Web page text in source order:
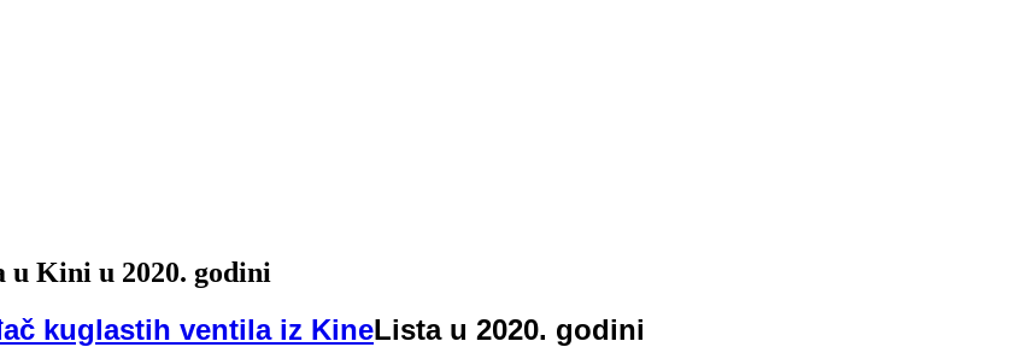
Kini u 2020. godini
kuglastih ventila iz KineLista u 2020. godini